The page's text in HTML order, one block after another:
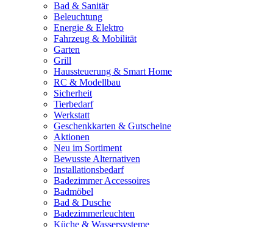
Bad & Sanitär
Beleuchtung
Energie & Elektro
Fahrzeug & Mobilität
Garten
Grill
Haussteuerung & Smart Home
RC & Modellbau
Sicherheit
Tierbedarf
Werkstatt
Geschenkkarten & Gutscheine
Aktionen
Neu im Sortiment
Bewusste Alternativen
Installationsbedarf
Badezimmer Accessoires
Badmöbel
Bad & Dusche
Badezimmerleuchten
Küche & Wassersysteme